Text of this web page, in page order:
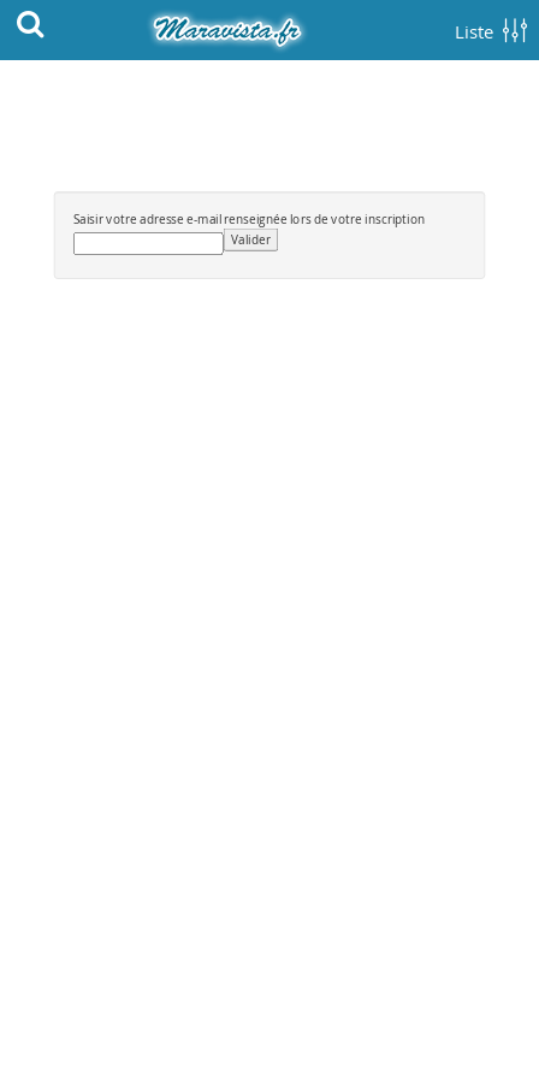
Liste
Saisir votre adresse e-mail renseignée lors de votre inscription